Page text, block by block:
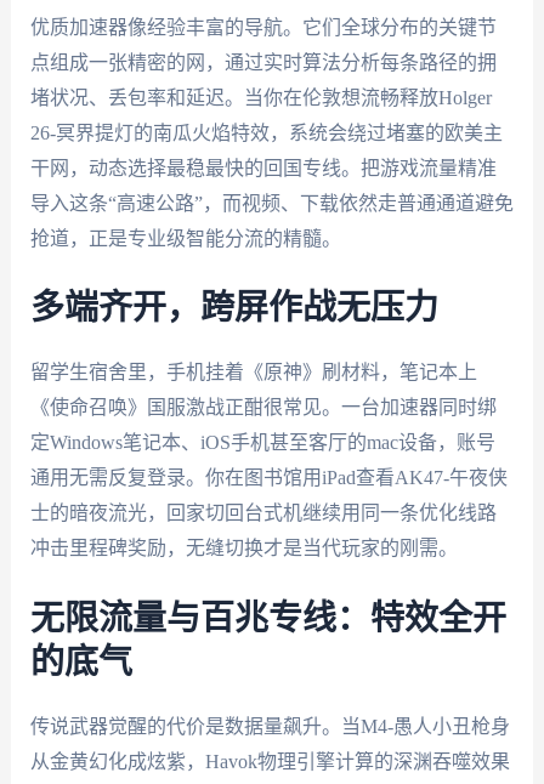
优质加速器像经验丰富的导航。它们全球分布的关键节
点组成一张精密的网，通过实时算法分析每条路径的拥
堵状况、丢包率和延迟。当你在伦敦想流畅释放Holger
26-冥界提灯的南瓜火焰特效，系统会绕过堵塞的欧美主
干网，动态选择最稳最快的回国专线。把游戏流量精准
导入这条“高速公路”，而视频、下载依然走普通通道避免
抢道，正是专业级智能分流的精髓。
多端齐开，跨屏作战无压力
留学生宿舍里，手机挂着《原神》刷材料，笔记本上
《使命召唤》国服激战正酣很常见。一台加速器同时绑
定Windows笔记本、iOS手机甚至客厅的mac设备，账号
通用无需反复登录。你在图书馆用iPad查看AK47-午夜侠
士的暗夜流光，回家切回台式机继续用同一条优化线路
冲击里程碑奖励，无缝切换才是当代玩家的刚需。
无限流量与百兆专线：特效全开
的底气
传说武器觉醒的代价是数据量飙升。当M4-愚人小丑枪身
从金黄幻化成炫紫，Havok物理引擎计算的深渊吞噬效果